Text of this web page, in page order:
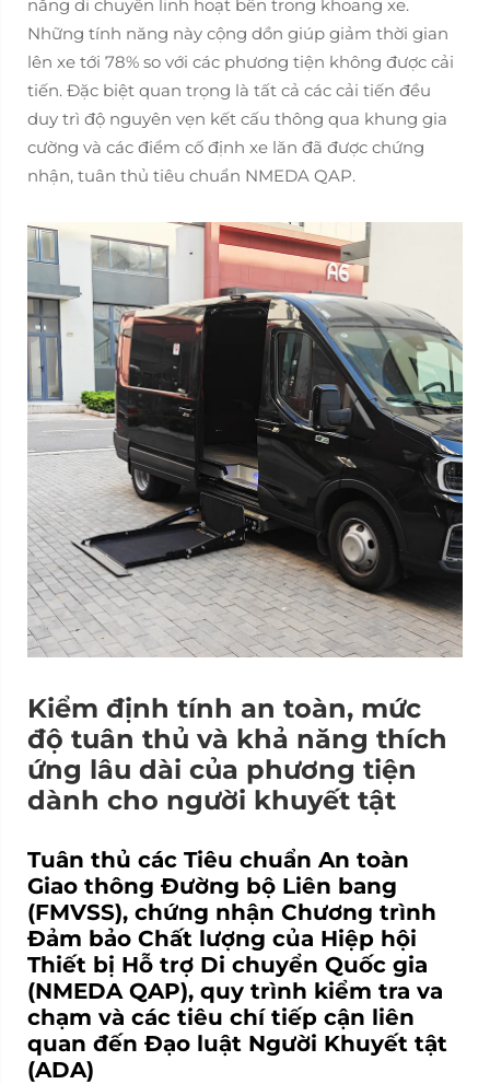
năng di chuyển linh hoạt bên trong khoang xe.
Những tính năng này cộng dồn giúp giảm thời gian
lên xe tới 78% so với các phương tiện không được cải
tiến. Đặc biệt quan trọng là tất cả các cải tiến đều
duy trì độ nguyên vẹn kết cấu thông qua khung gia
cường và các điểm cố định xe lăn đã được chứng
nhận, tuân thủ tiêu chuẩn NMEDA QAP.
Kiểm định tính an toàn, mức
độ tuân thủ và khả năng thích
ứng lâu dài của phương tiện
dành cho người khuyết tật
Tuân thủ các Tiêu chuẩn An toàn
Giao thông Đường bộ Liên bang
(FMVSS), chứng nhận Chương trình
Đảm bảo Chất lượng của Hiệp hội
Thiết bị Hỗ trợ Di chuyển Quốc gia
(NMEDA QAP), quy trình kiểm tra va
chạm và các tiêu chí tiếp cận liên
quan đến Đạo luật Người Khuyết tật
(ADA)